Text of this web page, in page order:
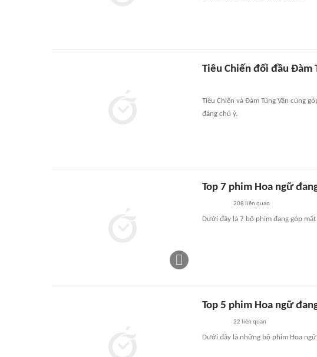
Tiêu Chiến đối đầu Đàm
Tiêu Chiến và Đàm Tùng Vận cùng
đáng chú ý.
Top 7 phim Hoa ngữ
208 liên quan
Dưới đây là 7 bộ phim đang góp
Top 5 phim Hoa ngữ
22 liên quan
Dưới đây là những bộ phim Hoa